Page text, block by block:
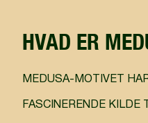
HVAD ER
MEDUSA-MOTIVET
FASCINERENDE KILDE